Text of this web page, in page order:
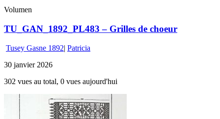
Volumen
TU_GAN_1892_PL483 – Grilles de choeur
Tusey Gasne 1892| Patricia
30 janvier 2026
302 vues au total, 0 vues aujourd'hui